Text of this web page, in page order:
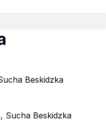
Beskidzka
Sucha Beskidzka